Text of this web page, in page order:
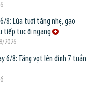
8: Lúa tươi tăng nhẹ, gạo
tục đi ngang
2026
6/8: Tăng vọt lên đỉnh 7 tuần